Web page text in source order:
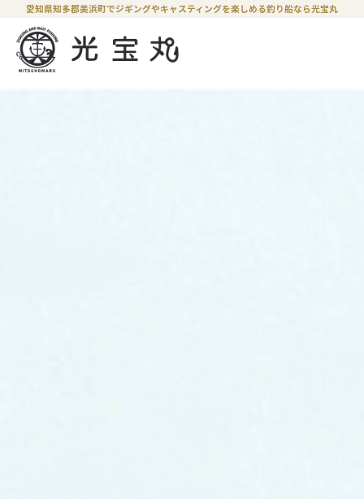
愛知県知多郡美浜町でジギングやキャスティングを楽しめる釣り船なら光宝丸